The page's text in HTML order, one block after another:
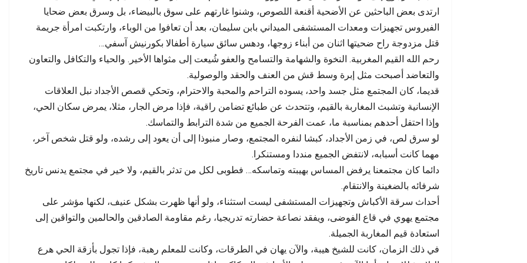
ارتدى بعض الباحثين عن الأضحية أقنعة اللصوص، وشنوا غارتهم على سوق بالبيضاء، بل وسرق بعض ضحايا
الفيروس تجهيزات ومعدات المستشفى الميداني بابن سليمان، بعد أن تعافوا من الوباء، وارتكبت امرأة جريمة
قتل مزدوجة راح ضحيتها اثنان من أبناء زوجها، ودهس سائق سيارة أطفالا بكورنيش آسفي…
رحم الله القيم المغربية. النخوة والشهامة والتسامح والعفو شُيعت إلى مثواها الأخير. والحياء والتكافل والتعاون
والتعاضد أصبحت مثل إبرة وسط قش من العنف والحقد والوصولية.
قديما، كان المجتمع مثل جسد واحد، يسوده التراحم والمحبة والاحترام، وتحكي قصص الأجداد نبل العلاقات
الإنسانية وتشبث المغاربة بالقيم، وتتحدث عن طبائع تضامن راقية، فإذا مرض الجار، مثلا، يمرض سكان الحي،
وإذا احتفل أحدهم بمناسبة ما، عمت الفرحة الجميع من شدة الترابط والتماسك.
لو سرق لص، في زمن الأجداد، كبشا لنفره المجتمع، وصار منبوذا إلى أن يعود إلى رشده، ولو قتل شخص آخر،
مهما كانت أسبابه، لانتفض الجميع منددا ومستنكرا.
دائما كان مجتمعنا يرفض المساس بهيبته وتماسكه… فطوبى لكل من تدثر بالقيم، ولا خير في مجتمع يدنس تاريخ
شرفائه بالضغينة والانتقام.
أحداث سرقة الأكباش وتجهيزات المستشفى ليست استثناء، ولو أنها ظهرت بشكل عنيف، لكنها مؤشر على
مجتمع يهوي في قاع الفوضى، ويفقد نصاعة حضارته تدريجيا، رغم مقاومة الصادقين والحالمين والتواقين إلى
استعادة قيم المغاربة الجميلة.
في ذلك الزمان، كانت للشيخ هيبة، والآن يهان في الطرقات، وكانت للمعلم رهبة، فإذا تجول بأزقة الحي هرع
إنسانية تتجاوز الحسابات…
مطالب بفتح تحقيق وتوضيح…